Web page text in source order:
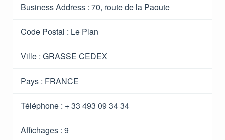
Business Address : 70, route de la Paoute
Code Postal : Le Plan
Ville : GRASSE CEDEX
Pays : FRANCE
Téléphone : + 33 493 09 34 34
Affichages : 9